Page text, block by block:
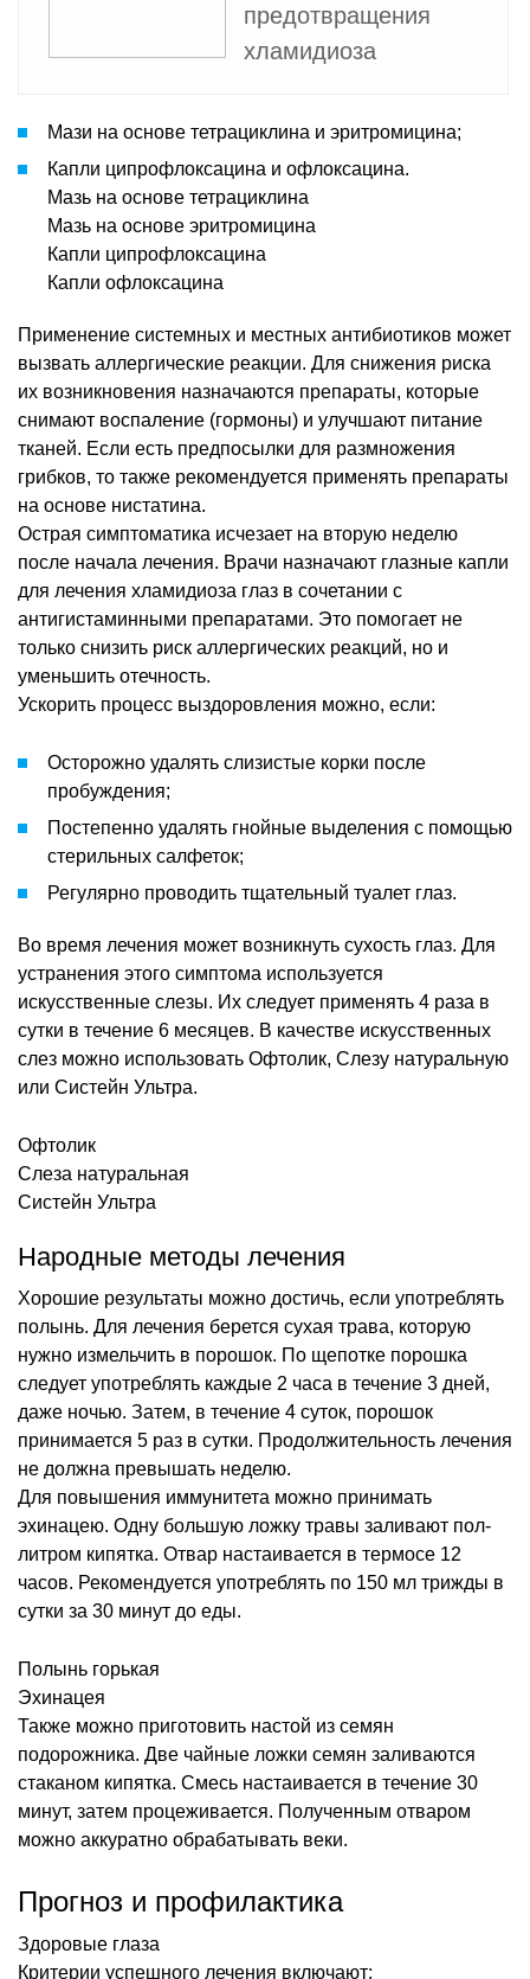
предотвращения
хламидиоза
Мази на основе тетрациклина и эритромицина;
Капли ципрофлоксацина и офлоксацина.
Мазь на основе тетрациклина
Мазь на основе эритромицина
Капли ципрофлоксацина
Капли офлоксацина
Применение системных и местных антибиотиков может
вызвать аллергические реакции. Для снижения риска
их возникновения назначаются препараты, которые
снимают воспаление (гормоны) и улучшают питание
тканей. Если есть предпосылки для размножения
грибков, то также рекомендуется применять препараты
на основе нистатина.
Острая симптоматика исчезает на вторую неделю
после начала лечения. Врачи назначают глазные капли
для лечения хламидиоза глаз в сочетании с
антигистаминными препаратами. Это помогает не
только снизить риск аллергических реакций, но и
уменьшить отечность.
Ускорить процесс выздоровления можно, если:
Осторожно удалять слизистые корки после
пробуждения;
Постепенно удалять гнойные выделения с помощью
стерильных салфеток;
Регулярно проводить тщательный туалет глаз.
Во время лечения может возникнуть сухость глаз. Для
устранения этого симптома используется
искусственные слезы. Их следует применять 4 раза в
сутки в течение 6 месяцев. В качестве искусственных
слез можно использовать Офтолик, Слезу натуральную
или Систейн Ультра.
Офтолик
Слеза натуральная
Систейн Ультра
Народные методы лечения
Хорошие результаты можно достичь, если употреблять
полынь. Для лечения берется сухая трава, которую
нужно измельчить в порошок. По щепотке порошка
следует употреблять каждые 2 часа в течение 3 дней,
даже ночью. Затем, в течение 4 суток, порошок
принимается 5 раз в сутки. Продолжительность лечения
не должна превышать неделю.
Для повышения иммунитета можно принимать
эхинацею. Одну большую ложку травы заливают пол-
литром кипятка. Отвар настаивается в термосе 12
часов. Рекомендуется употреблять по 150 мл трижды в
сутки за 30 минут до еды.
Полынь горькая
Эхинацея
Также можно приготовить настой из семян
подорожника. Две чайные ложки семян заливаются
стаканом кипятка. Смесь настаивается в течение 30
минут, затем процеживается. Полученным отваром
можно аккуратно обрабатывать веки.
Прогноз и профилактика
Здоровые глаза
Критерии успешного лечения включают: